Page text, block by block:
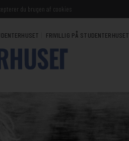
du brugen af cookies
FRIVILLIG PÅ STUDENTERHUSET